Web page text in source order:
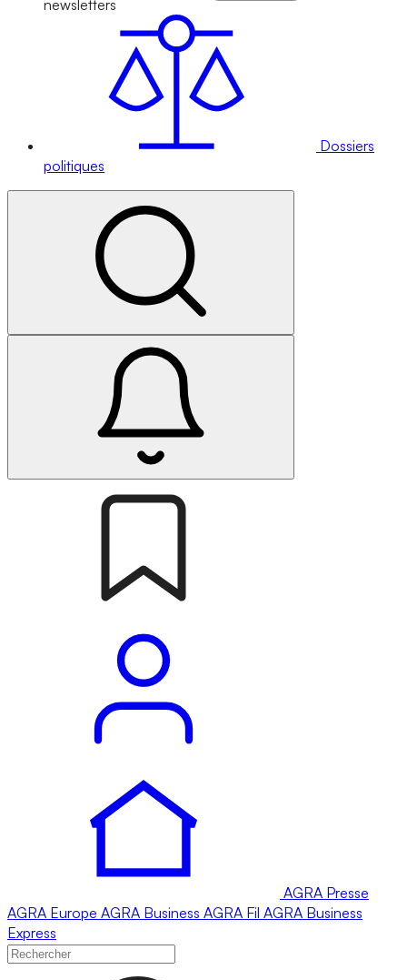
newsletters
Dossiers
politiques
AGRA Presse
AGRA Europe AGRA Business AGRA Fil AGRA Business
Express